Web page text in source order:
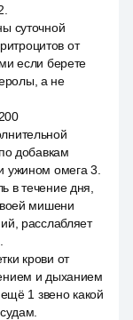
суточной
от
если берете
а не
добавкам
ужином омега 3.
в течение дня,
мишени
расслабляет
крови от
и дыханием
1 звено какой